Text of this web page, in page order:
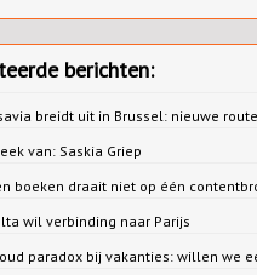
berichten:
breidt uit in Brussel: nieuwe
van: Saskia Griep
boeken draait niet op één
wil verbinding naar Parijs
paradox bij vakanties: willen we